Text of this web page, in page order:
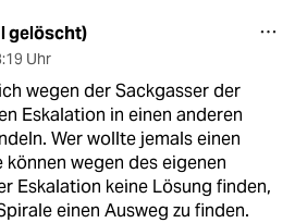
gelöscht)
Uhr
wegen der Sackgasser der
Eskalation in einen anderen
Wer wollte jemals einen
können wegen des eigenen
Eskalation keine Lösung finden,
einen Ausweg zu finden.